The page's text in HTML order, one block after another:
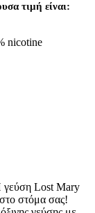
τιμή είναι:
nicotine
Lost Mary
στόμα σας!